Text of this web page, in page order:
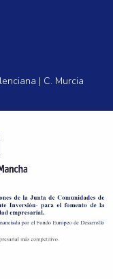
| C. Murcia